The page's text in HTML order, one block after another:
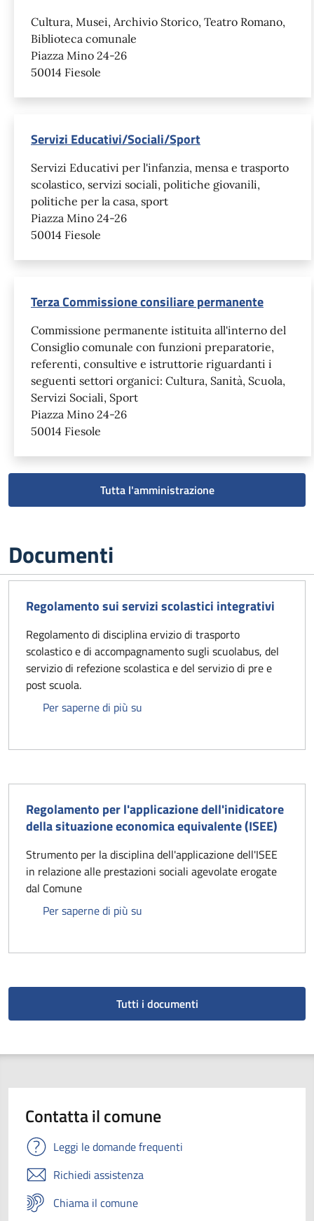
Cultura, Musei, Archivio Storico, Teatro Romano,
Biblioteca comunale
Piazza Mino 24-26
50014 Fiesole
Servizi Educativi/Sociali/Sport
Servizi Educativi per l'infanzia, mensa e trasporto
scolastico, servizi sociali, politiche giovanili,
politiche per la casa, sport
Piazza Mino 24-26
50014 Fiesole
Terza Commissione consiliare permanente
Commissione permanente istituita all'interno del
Consiglio comunale con funzioni preparatorie,
referenti, consultive e istruttorie riguardanti i
seguenti settori organici: Cultura, Sanità, Scuola,
Servizi Sociali, Sport
Piazza Mino 24-26
50014 Fiesole
Tutta l'amministrazione
Documenti
Regolamento sui servizi scolastici integrativi
Regolamento di disciplina ervizio di trasporto
scolastico e di accompagnamento sugli scuolabus, del
servizio di refezione scolastica e del servizio di pre e
post scuola.
Per saperne di più su
Regolamento per l'applicazione dell'inidicatore
della situazione economica equivalente (ISEE)
Strumento per la disciplina dell'applicazione dell'ISEE
in relazione alle prestazioni sociali agevolate erogate
dal Comune
Per saperne di più su
Tutti i documenti
Contatta il comune
Leggi le domande frequenti
Richiedi assistenza
Chiama il comune